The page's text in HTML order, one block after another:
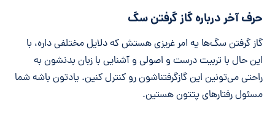
حرف آخر درباره گاز گرفتن سگ
گاز گرفتن سگ‌ها یه امر غریزی هستش که دلایل مختلفی داره، با
این حال با تربیت درست و اصولی و آشنایی با زبان بدنشون به
راحتی ‌می‌تونین این گازگرفتناشون رو کنترل کنین. یادتون باشه شما
مسئول رفتارهای پتتون هستین.